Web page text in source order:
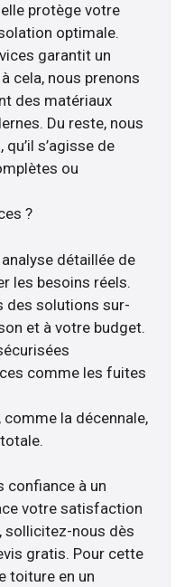
protège votre
optimale.
garantit un
cela, nous prenons
des matériaux
Du reste, nous
s’agisse de
ou
?
détaillée de
les besoins réels.
des solutions sur-
et à votre budget.
comme les fuites
la décennale,
confiance à un
votre satisfaction
sollicitez-nous dès
gratis. Pour cette
toiture en un